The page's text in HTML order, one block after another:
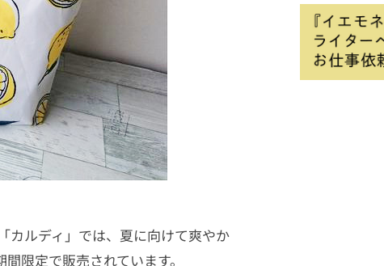
カルディ」では、夏に向けて爽やか
限定で販売されています。